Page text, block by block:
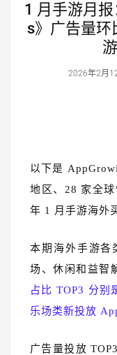
1 月手游月报
s》广告量环
2026年2月
以下是
地区、28 家全
年 1 月手游海外
本期海外手游各
场、休闲和益智
占比 TOP3 分别
乐场类新投放
广告量投放